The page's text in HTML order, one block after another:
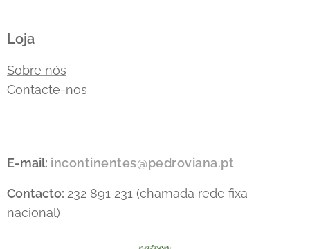
Loja
Sobre nós
Contacte-nos
E-mail: incontinentes@pedroviana.pt
Contacto: 232 891 231 (chamada rede fixa
nacional)